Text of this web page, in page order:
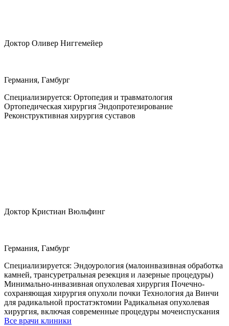
Доктор Оливер Ниггемейер
Германия, Гамбург
Специализируется: Ортопедия и травматология
Ортопедическая хирургия Эндопротезирование
Реконструктивная хирургия суставов
Доктор Кристиан Вюльфинг
Германия, Гамбург
Специализируется: Эндоурология (малоинвазивная обработка
камней, трансуретральная резекция и лазерные процедуры)
Минимально-инвазивная опухолевая хирургия Почечно-
сохраняющая хирургия опухоли почки Технология да Винчи
для радикальной простатэктомии Радикальная опухолевая
хирургия, включая современные процедуры мочеиспускания
Все врачи клиники